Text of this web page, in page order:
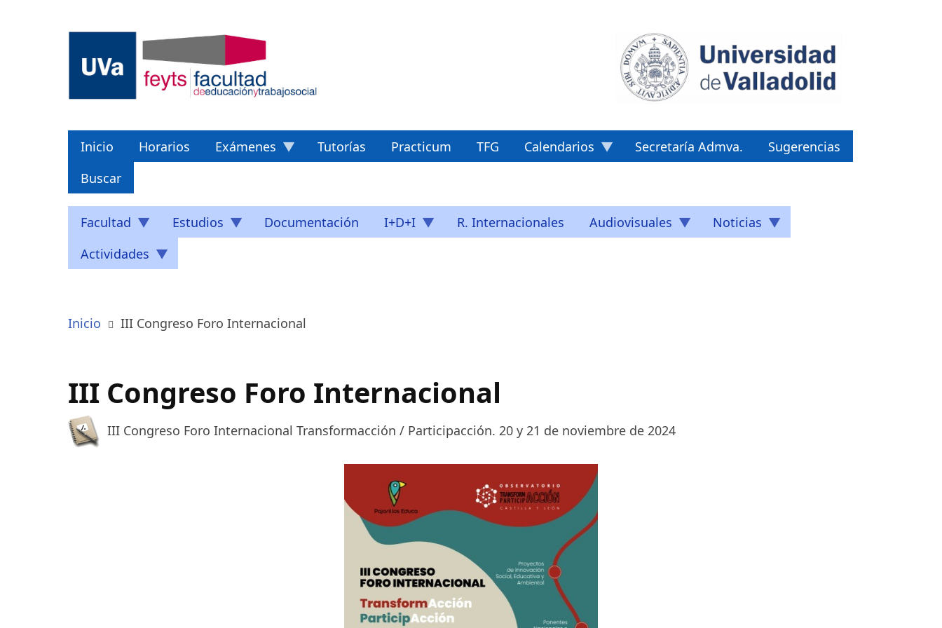
Inicio Horarios Exámenes Tutorías Practicum TFG Calendarios Secretaría Admva.
Sugerencias
Buscar
Facultad Estudios Documentación I+D+I R. Internacionales Audiovisuales
Noticias
Actividades
Inicio III Congreso Foro Internacional
III Congreso Foro Internacional
III Congreso Foro Internacional Transformacción / Participacción. 20 y 21 de noviembre de 2024